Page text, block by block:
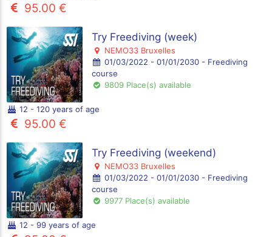
95.00 €
Try Freediving (week)
NEMO33 Bruxelles
01/03/2022 - 01/01/2030 - Freediving
course
9809 Place(s) available
12 - 120 years of age
95.00 €
Try Freediving (weekend)
NEMO33 Bruxelles
01/03/2022 - 01/01/2030 - Freediving
course
9977 Place(s) available
12 - 99 years of age